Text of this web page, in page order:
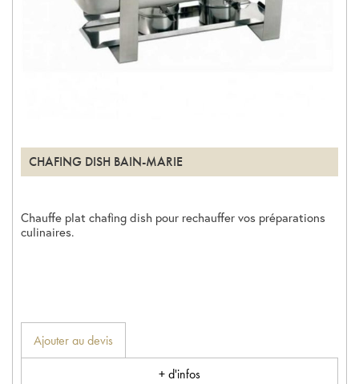
CHAFING DISH BAIN-MARIE
Chauffe plat chafing dish pour rechauffer vos préparations
culinaires.
Ajouter au devis
+ d'infos